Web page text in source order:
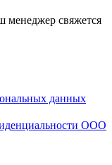
менеджер свяжется
данных
ООО